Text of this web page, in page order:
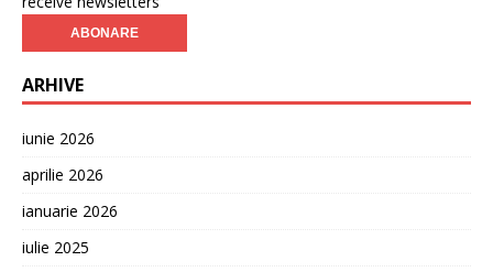
ARHIVE
iunie 2026
aprilie 2026
ianuarie 2026
iulie 2025